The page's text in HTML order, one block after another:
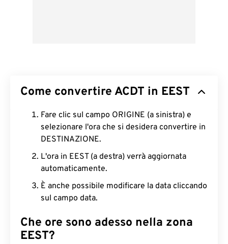
Come convertire ACDT in EEST
Fare clic sul campo ORIGINE (a sinistra) e
selezionare l'ora che si desidera convertire in
DESTINAZIONE.
L'ora in EEST (a destra) verrà aggiornata
automaticamente.
È anche possibile modificare la data cliccando
sul campo data.
Che ore sono adesso nella zona
EEST?